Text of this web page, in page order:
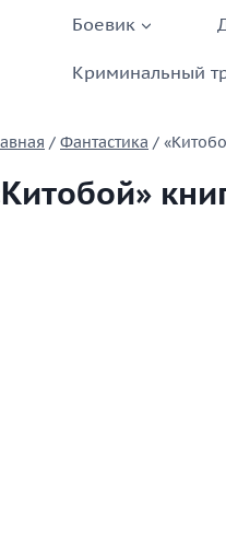
Боевик
Криминальный
/ Фантастика /